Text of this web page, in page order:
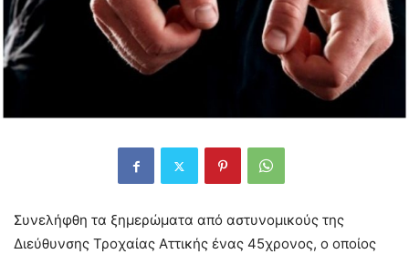
Συνελήφθη τα ξημερώματα από αστυνομικούς της
Διεύθυνσης Τροχαίας Αττικής ένας 45χρονος, ο οποίος